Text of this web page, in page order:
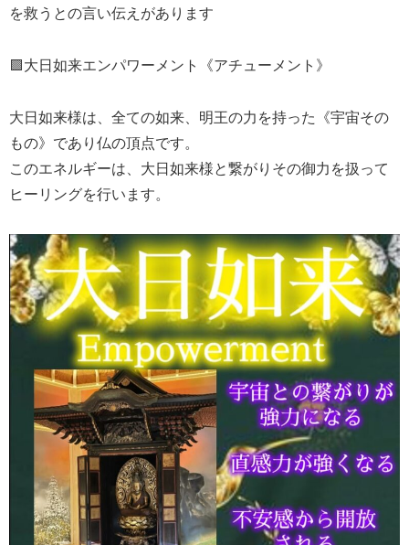
を救うとの言い伝えがあります
🟪大日如来エンパワーメント《アチューメント》
大日如来様は、全ての如来、明王の力を持った《宇宙その
もの》であり仏の頂点です。
このエネルギーは、大日如来様と繋がりその御力を扱って
ヒーリングを行います。